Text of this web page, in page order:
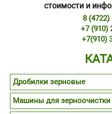
стоимости и
8 (4722)
+7 (910)
+7(910)
Дробилки зерновые
Машины для зерноочистки